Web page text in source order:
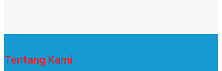
Tentang Kami